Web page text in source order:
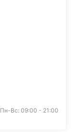
Пн-Вс: 09:00 - 21:00